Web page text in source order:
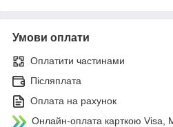
Умови оплати
Оплатити частинами
Післяплата
Оплата на рахунок
Онлайн-оплата карткою Visa,